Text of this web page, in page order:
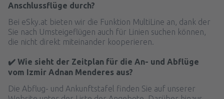
Anschlussflüge durch?
Bei eSky.at bieten wir die Funktion MultiLine an, dank der
Sie nach Umsteigeflügen auch für Linien suchen können,
die nicht direkt miteinander kooperieren.
✔️ Wie sieht der Zeitplan für die An- und Abflüge
vom Izmir Adnan Menderes aus?
Die Abflug- und Ankunftstafel finden Sie auf unserer